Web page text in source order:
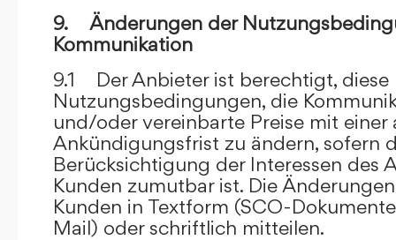
9. Änderungen der
Kommunikation
9.1 Der Anbieter ist berechtigt, diese
Nutzungsbedingungen, die
und/oder vereinbarte Preise mit einer
Ankündigungsfrist zu ändern, sofern
Berücksichtigung der Interessen des
Kunden zumutbar ist. Die
Kunden in Textform (SCO-
Mail) oder schriftlich mitteilen.